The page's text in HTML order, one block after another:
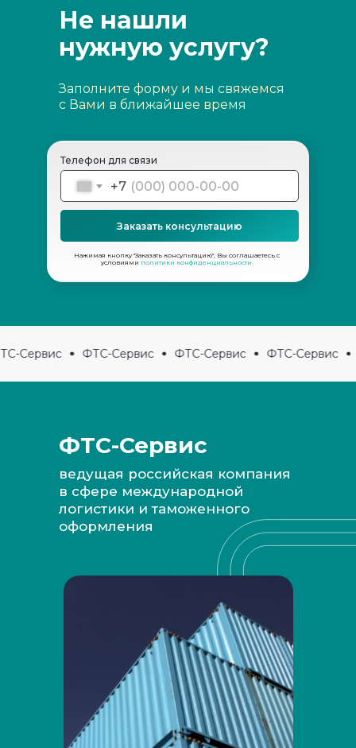
Нажимая кнопку "Заказать консультацию", Вы соглашаетесь с
условиями политики конфиденциальности
Телефон для связи
+7
Заказать консультацию
Не нашли
нужную услугу?
Заполните форму и мы свяжемся
с Вами в ближайшее время
Сервис ФТС-Сервис ФТС-Сервис ФТС-Сервис
ведущая российская компания
в сфере международной
логистики и таможенного
оформления
ФТС-Сервис